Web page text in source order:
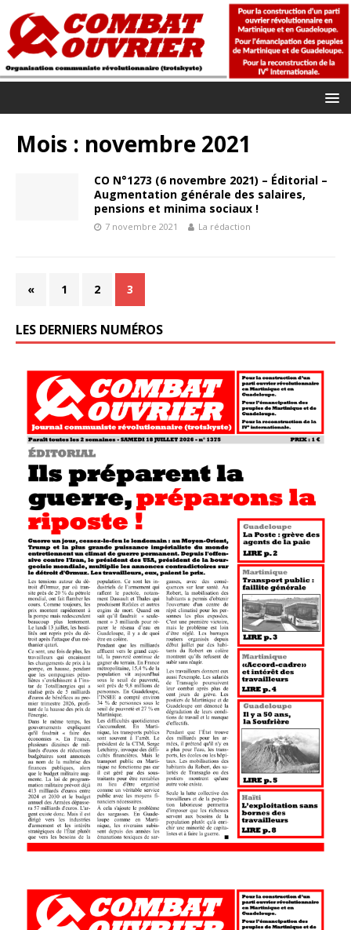
Mois : novembre 2021
CO N°1273 (6 novembre 2021) – Éditorial –
Augmentation générale des salaires,
pensions et minima sociaux !
7 novembre 2021 La rédaction
« 1 2 3
LES DERNIERS NUMÉROS